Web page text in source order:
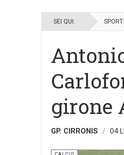
SEI QUI: SPORT
girone
GP. CIRRONIS 04